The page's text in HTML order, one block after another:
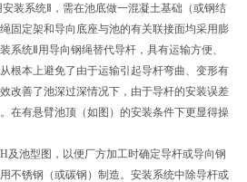
系统Ⅱ，需在池底做一混凝土基础（或钢结
固定架和导向底座与池的有关联接面均采用膨
系统Ⅱ用导向钢绳替代导杆，具有运输方便、
根本上避免了由于运输引起导杆弯曲、变形有
改善了池深过深情况下，由于导杆的安装误差
在有悬臂池顶（如图）的安装条件下更显得操
池型图，以便厂方加工时确定导杆或导向钢
不锈钢（或碳钢）制造。安装系统中除导杆或